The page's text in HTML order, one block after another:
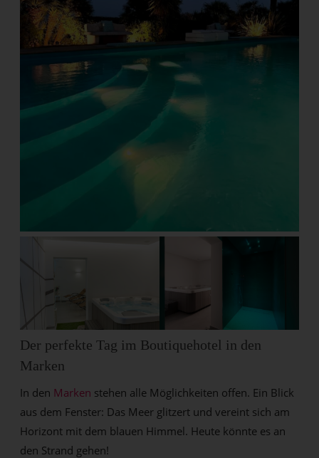
Der perfekte Tag im Boutiquehotel in den
Marken
In den Marken stehen alle Möglichkeiten offen. Ein Blick
aus dem Fenster: Das Meer glitzert und vereint sich am
Horizont mit dem blauen Himmel. Heute könnte es an
den Strand gehen!